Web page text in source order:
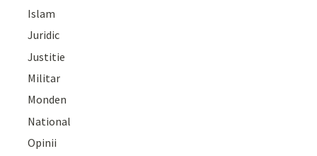
Islam
Juridic
Justitie
Militar
Monden
National
Opinii